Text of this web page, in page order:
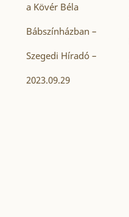
a Kövér Béla
Bábszínházban –
Szegedi Híradó –
2023.09.29